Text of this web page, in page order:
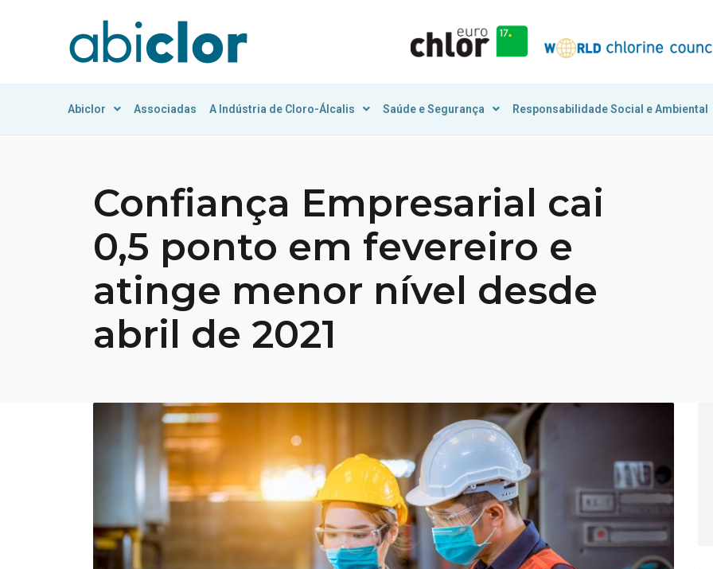
Abiclor Associadas A Indústria de Cloro-Álcalis Saúde e Segurança Responsabilidade Social e Ambiental
Confiança Empresarial cai
0,5 ponto em fevereiro e
atinge menor nível desde
abril de 2021